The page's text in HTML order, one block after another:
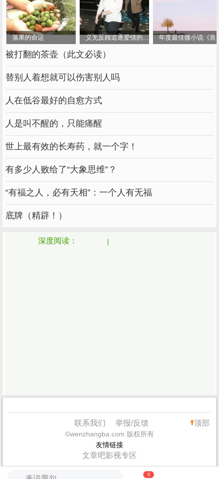
落果的命运 义无反顾追逐爱情的女人 年度最佳微小说《良
被打翻的茶壶（此文必读）
替别人着想就可以伤害别人吗
人在低谷最好的自愈方式
人是叫不醒的，只能痛醒
世上最有效的长寿药，就一个字！
有多少人败给了“大象思维”？
“有福之人，必有天相”：一个人有无福
底牌（精辟！）
深度阅读：
0
顶部
联系我们 举报/反馈
©wenzhangba.com 版权所有
友情链接
文章吧影视专区